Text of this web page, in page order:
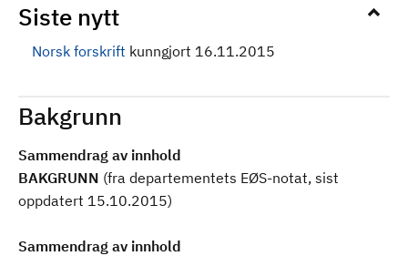
Siste nytt
Norsk forskrift kunngjort 16.11.2015
Bakgrunn
Sammendrag av innhold
BAKGRUNN (fra departementets EØS-notat, sist
oppdatert 15.10.2015)
Sammendrag av innhold